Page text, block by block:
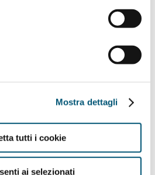
Mostra dettagli
tutti i cookie
ai selezionati
CIRCOLARE